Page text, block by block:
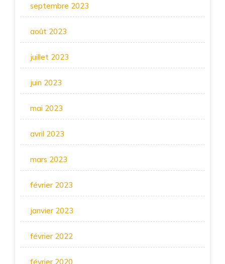
septembre 2023
août 2023
juillet 2023
juin 2023
mai 2023
avril 2023
mars 2023
février 2023
janvier 2023
février 2022
février 2020